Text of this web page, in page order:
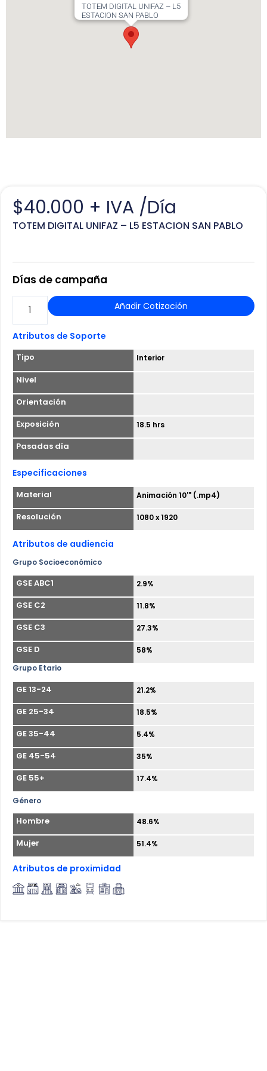
TOTEM DIGITAL UNIFAZ – L5
ESTACION SAN PABLO
$40.000 + IVA /Día
TOTEM DIGITAL UNIFAZ – L5 ESTACION SAN PABLO
Días de campaña
TOTEM
UNIFAZ
-
ESTACION
SAN
cantidad
Añadir Cotización
Atributos de Soporte
Tipo Interior
Nivel
Orientación
Exposición
18.5 hrs
Pasadas día
Especificaciones
Material Animación 10'" (.mp4)
Resolución 1080 x 1920
Atributos de audiencia
Grupo Socioeconómico
GSE ABC1 2.9%
GSE C2 11.8%
GSE C3 27.3%
GSE D
58%
Grupo Etario
GE 13-24 21.2%
GE 25-34 18.5%
GE 35-44 5.4%
GE 45-54 35%
GE 55+ 17.4%
Género
Hombre 48.6%
Mujer 51.4%
Atributos de proximidad